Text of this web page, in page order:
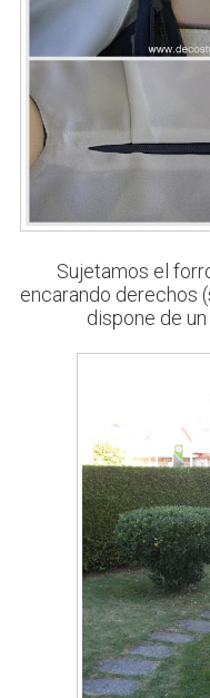
Sujetamos el
encarando derechos
dispone de